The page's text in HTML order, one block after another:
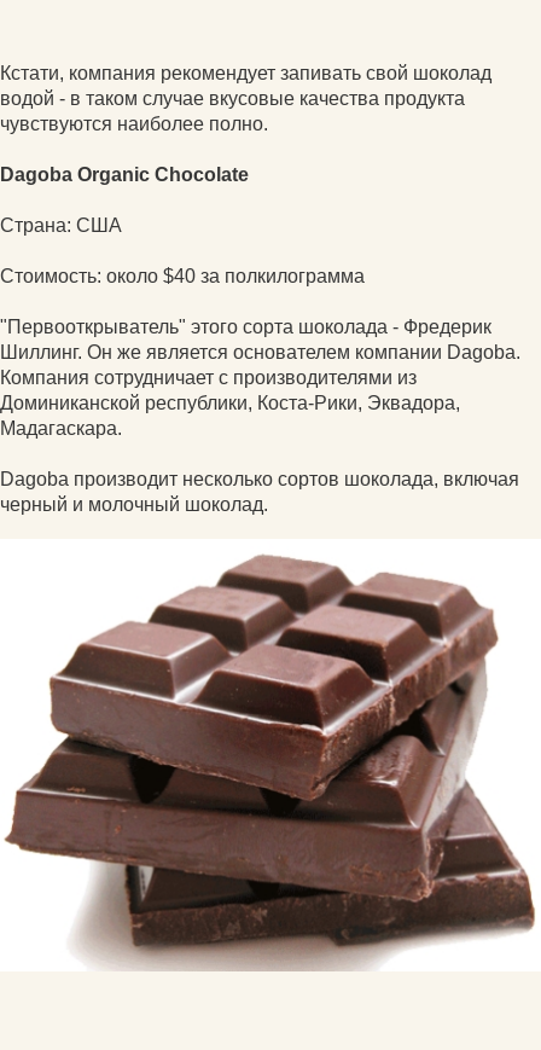
Кстати, компания рекомендует запивать свой шоколад
водой - в таком случае вкусовые качества продукта
чувствуются наиболее полно.
Dagoba Organic Chocolate
Страна: США
Стоимость: около $40 за полкилограмма
"Первооткрыватель" этого сорта шоколада - Фредерик
Шиллинг. Он же является основателем компании Dagoba.
Компания сотрудничает с производителями из
Доминиканской республики, Коста-Рики, Эквадора,
Мадагаскара.
Dagoba производит несколько сортов шоколада, включая
черный и молочный шоколад.